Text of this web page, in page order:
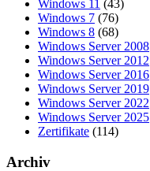
Windows 11 (43)
Windows 7 (76)
Windows 8 (68)
Windows Server 2008
Windows Server 2012
Windows Server 2016
Windows Server 2019
Windows Server 2022
Windows Server 2025
Zertifikate (114)
Archiv